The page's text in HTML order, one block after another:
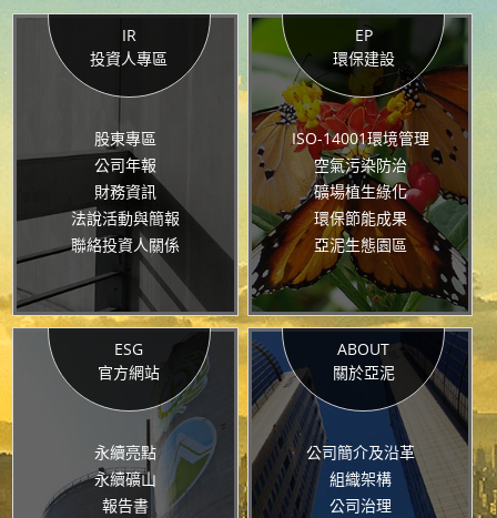
IR
投資人專區
股東專區
公司年報
財務資訊
法說活動與簡報
聯絡投資人關係
EP
環保建設
ISO-14001環境管理
空氣污染防治
礦場植生綠化
環保節能成果
亞泥生態園區
ESG
官方網站
永續亮點
永續礦山
報告書
ABOUT
關於亞泥
公司簡介及沿革
組織架構
公司治理